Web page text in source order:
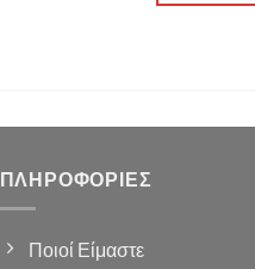
ΠΛΗΡΟΦΟΡΊΕΣ
Ποιοί Είμαστε